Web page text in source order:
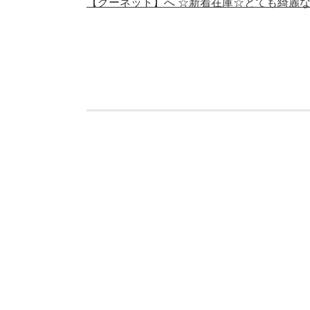
【グーネット】へ ☆新着在庫☆とても綺麗